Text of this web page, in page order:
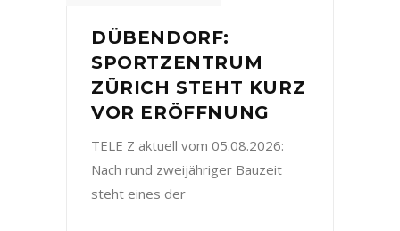
DÜBENDORF:
SPORTZENTRUM
ZÜRICH STEHT KURZ
VOR ERÖFFNUNG
TELE Z aktuell vom 05.08.2026:
Nach rund zweijähriger Bauzeit
steht eines der